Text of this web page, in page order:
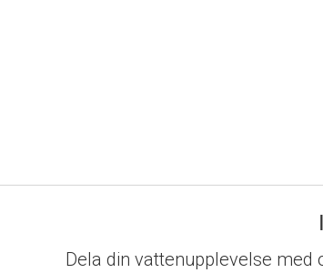
Dela din vattenupplevelse med